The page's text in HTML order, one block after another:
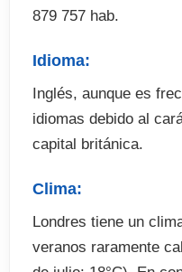
879 757 hab.
Idioma:
Inglés, aunque es
idiomas debido al
capital británica.
Clima:
Londres tiene un
veranos raramente